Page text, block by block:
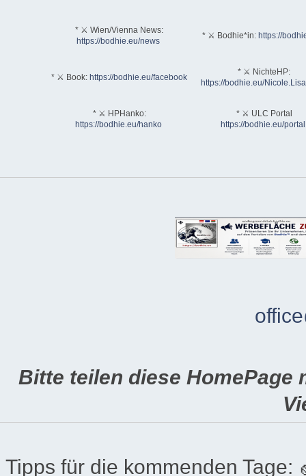
* ⚔ Wien/Vienna News:
https://bodhie.eu/news
* ⚔ Bodhie*in: https://
* ⚔ Book: https://bodhie.eu/facebook
* ⚔ NichteHP:
https://bodhie.eu/
* ⚔ HPHanko:
https://bodhie.eu/hanko
* ⚔ ULC Portal
https://bodhie.eu/portal
Bitte teilen diese HomePage
Tipps für die kommenden